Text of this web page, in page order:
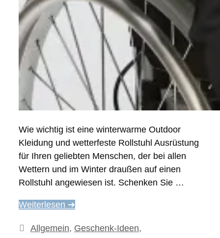
Wie wichtig ist eine winterwarme Outdoor
Kleidung und wetterfeste Rollstuhl Ausrüstung
für Ihren geliebten Menschen, der bei allen
Wettern und im Winter draußen auf einen
Rollstuhl angewiesen ist. Schenken Sie …
Weiterlesen ➔
Kategorien
Allgemein, Geschenk-Ideen,